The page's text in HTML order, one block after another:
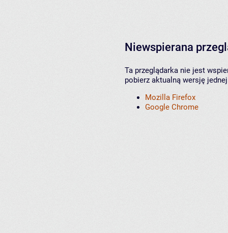
Niewspierana
Ta przeglądarka nie jest
pobierz aktualną wersję
Mozilla Firefox
Google Chrome